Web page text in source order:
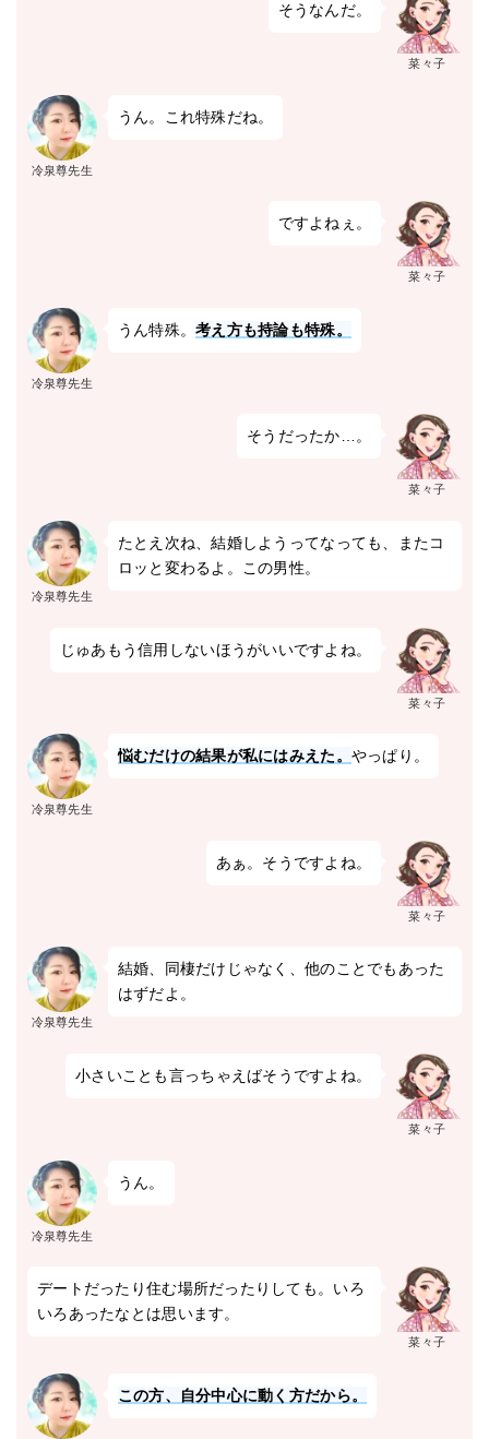
菜々子
そうなんだ。
冷泉尊先生
うん。これ特殊だね。
菜々子
ですよねぇ。
冷泉尊先生
うん特殊。考え方も持論も特殊。
菜々子
そうだったか…。
冷泉尊先生
たとえ次ね、結婚しようってなっても、またコ
ロッと変わるよ。この男性。
菜々子
じゅあもう信用しないほうがいいですよね。
冷泉尊先生
悩むだけの結果が私にはみえた。 やっぱり。
菜々子
あぁ。そうですよね。
冷泉尊先生
結婚、同棲だけじゃなく、他のことでもあった
はずだよ。
菜々子
小さいことも言っちゃえばそうですよね。
冷泉尊先生
うん。
菜々子
デートだったり住む場所だったりしても。いろ
いろあったなとは思います。
この方、自分中心に動く方だから。